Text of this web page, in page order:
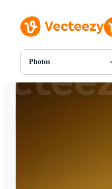
Photos
Toutes Images
Photos
PNGs